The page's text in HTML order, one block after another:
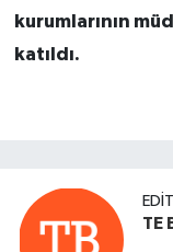
kurumlarının
katıldı.
TE